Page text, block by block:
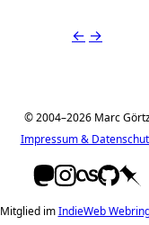
← →
© 2004–2026 Marc
Impressum &
Mitglied imIndieWeb